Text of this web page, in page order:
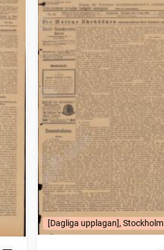
[Dagliga upplagan], Stockholm